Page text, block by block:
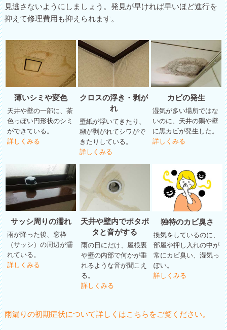
見逃さないようにしましょう。発見が早ければ早いほど進行を
抑えて修理費用も抑えられます。
薄いシミや変色
天井や壁の一部に、茶
色っぽい円形状のシミ
ができている。
詳しくみる
クロスの浮き・剥が
れ
壁紙が浮いてきたり、
糊が剥がれてシワがで
きたりしている。
詳しくみる
カビの発生
湿気が多い場所ではな
いのに、天井の隅や壁
に黒カビが発生した。
詳しくみる
サッシ周りの濡れ
雨が降った後、窓枠
（サッシ）の周辺が濡
れている。
詳しくみる
天井や壁内でポタポ
タと音がする
雨の日にだけ、屋根裏
や壁の内部で何かが垂
れるような音が聞こえ
る。
詳しくみる
独特のカビ臭さ
換気をしているのに、
部屋や押し入れの中が
常にカビ臭い、湿気っ
ぽい。
詳しくみる
雨漏りの初期症状について詳しくはこちらをご覧ください。